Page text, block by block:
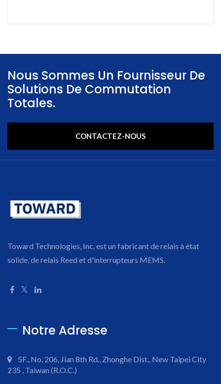
Nous Sommes Un Fournisseur De
Solutions De Commutation
Totales.
CONTACTEZ-NOUS
Toward Technologies, Inc. est un fabricant de relais à état
solide, de relais Reed et d'interrupteurs MEMS.
Notre Adresse
5F., No. 206, Jian 8th Rd., Zhonghe Dist., New Taipei City
235 , Taiwan (R.O.C.)